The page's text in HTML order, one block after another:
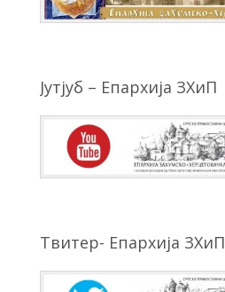
Јутјуб – Епархија ЗХиП
Твитер- Епархија ЗХиП